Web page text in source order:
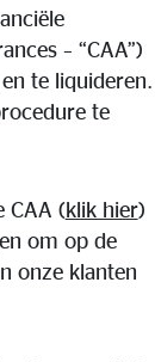
– “CAA”)
te liquideren.
te
CAA (klik hier)
om op de
onze klanten